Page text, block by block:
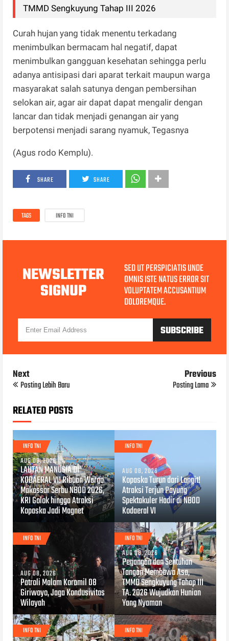
TMMD Sengkuyung Tahap III 2026
Curah hujan yang tidak menentu terkadang
menimbulkan bermacam hal negatif, dapat
menimbulkan gangguan kesehatan sehingga perlu
adanya antisipasi dari aparat terkait maupun warga
masyarakat salah satunya dengan pembersihan
selokan air, agar air dapat dapat mengalir dengan
lancar dan tidak menjadi genangan air yang
berpotensi menjadi sarang nyamuk, Tegasnya
(Agus rodo Kemplu).
SHARE SHARE
TAGS INFO TNI
NEWSLETTER
SIGNUP
SED UT PERSPICIATIS UNDE
OMNIS ISTE NATUS ERROR SIT
VOLUPTATEM ACCUSANTIUM
DOLOREMQUE.
Next
Posting Lebih Baru
Previous
Posting Lama
RELATED POSTS
INFO TNI
AUG 09, 2026
LAUTAN MANUSIA DI
KODAERAL VI! Ribuan Warga
Makassar Serbu NBOD 2026,
KRI Golok hingga Atraksi
Kopaska Jadi Magnet
INFO TNI
AUG 08, 2026
Kopaska Turun dari Langit!
Atraksi Terjun Payung
Spektakuler Hadir di NBOD
Kodaeral VI
INFO TNI
AUG 08, 2026
Patroli Malam Koramil 08
Giriwoyo, Jaga Kondusivitas
Wilayah
INFO TNI
AUG 08, 2026
Pegangan dan Sentuhan
Tangan Membawa Asa,
TMMD Sengkuyung Tahap III
TA. 2026 Wujudkan Hunian
Yang Nyaman
INFO TNI INFO TNI